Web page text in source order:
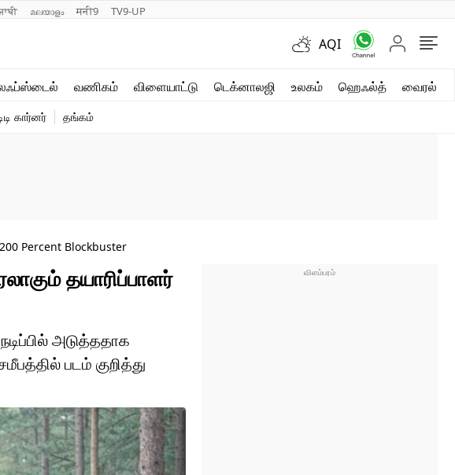
മലയാളം मनी9 TV9-UP
AQI
வணிகம் விளையாட்டு டெக்னாலஜி உலகம் ஹெஃல்த் வைரல்
வைரல்
கார்னர் தங்கம்
Percent Blockbuster
தயாரிப்பாளர்
அடுத்ததாக
படம் குறித்து